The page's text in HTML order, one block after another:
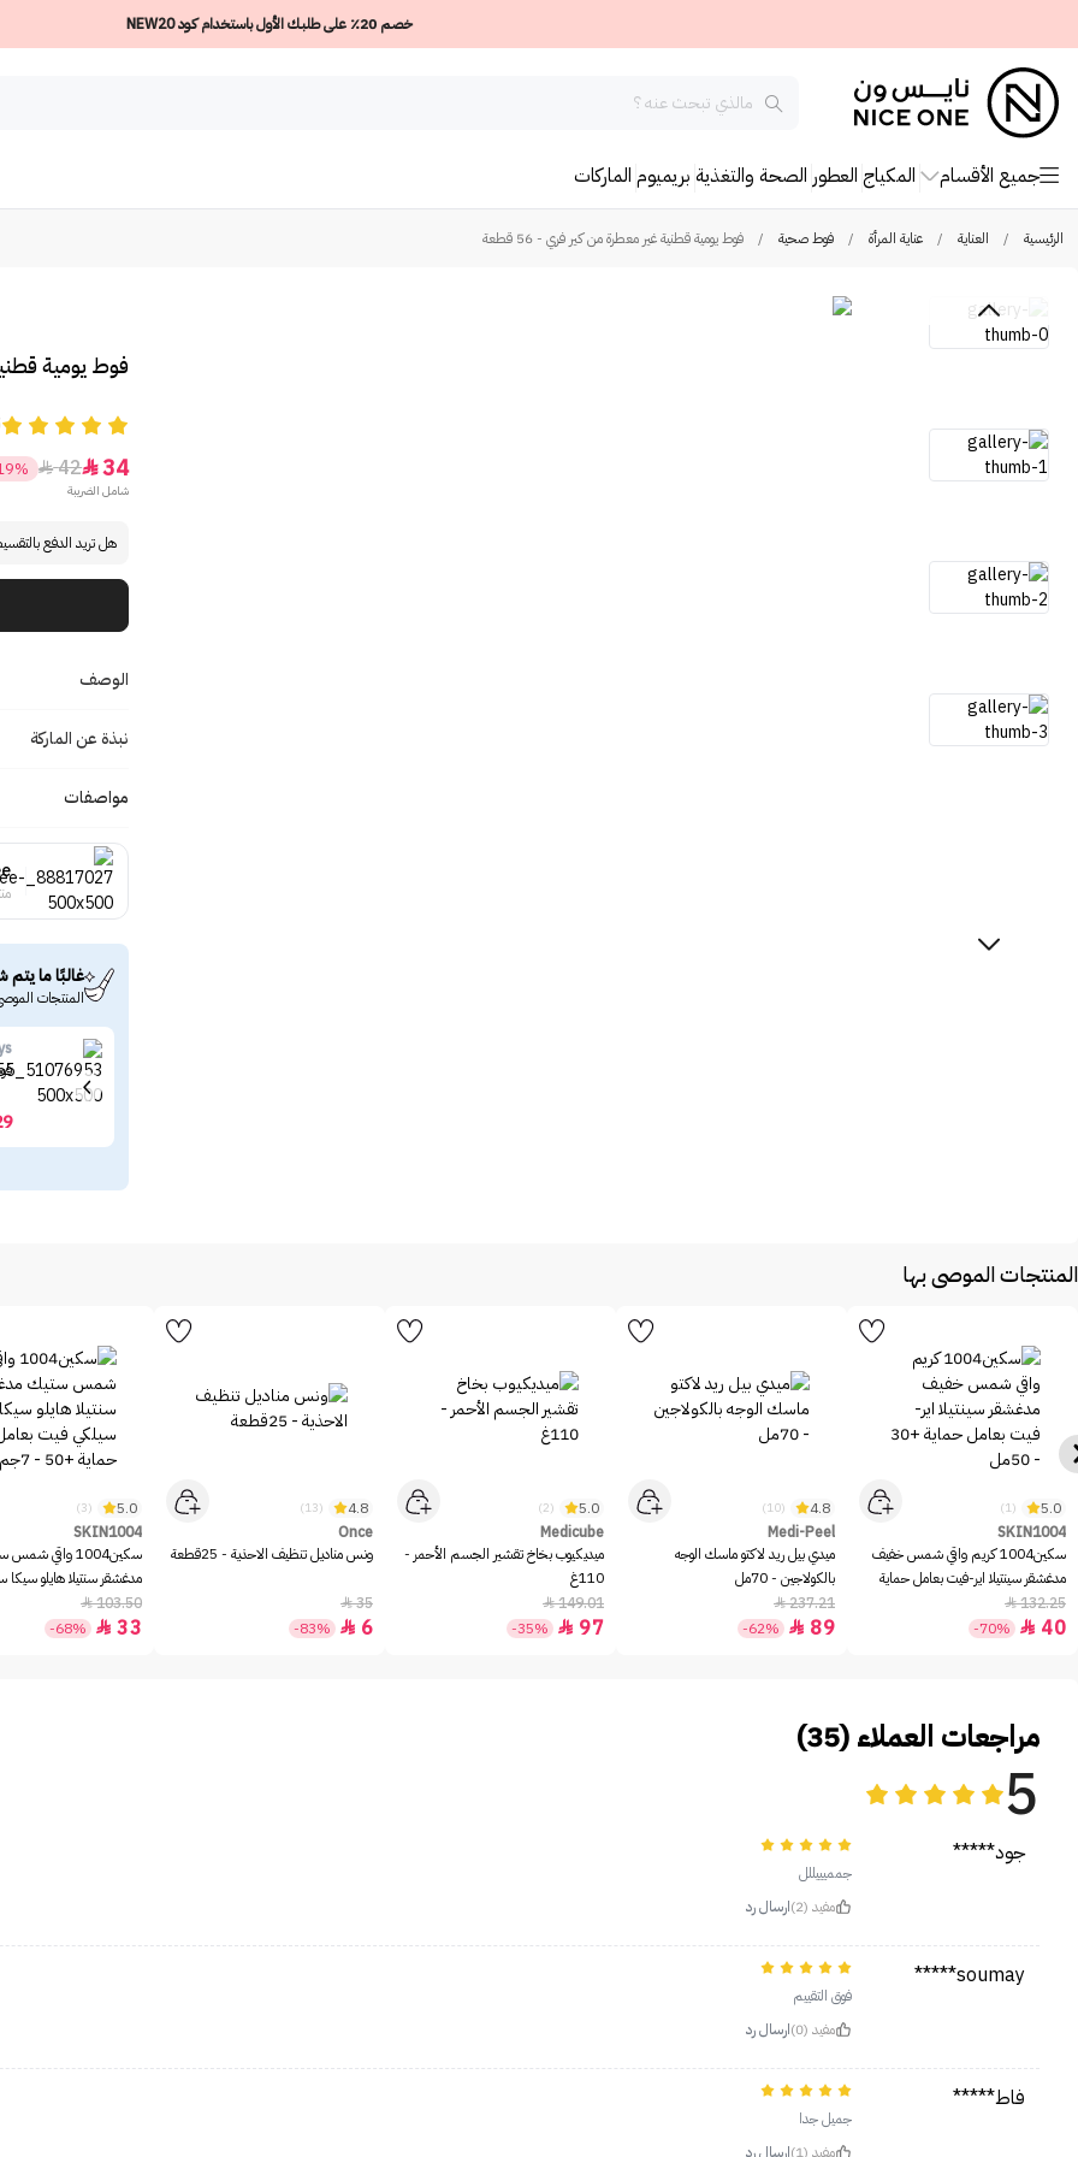
خصم 20٪ على طلبك الأول باستخدام كود NEW20
جميع الأقسام المكياج العطور الصحة والتغذية بريميوم الماركات
الرئيسية / العناية / عناية المرأة / فوط صحية / فوط يومية قطنية غير معطرة من كير فري - 56 قطعة
فوط يومية قطنية
34

42

شامل الضريبة
هل تريد الدفع
الوصف
نبذة عن الماركة
مواصفات
غالبًا ما يتم
المنتجات
المنتجات الموصى بها
5.0
(1)
SKIN1004
سكين1004 كريم واقي شمس خفيف
مدغشقر سينتيلا اير-فيت بعامل حماية
+30 - 50مل
132.25

40

-70%
4.8
(10)
Medi-Peel
ميدي بيل ريد لاكتو ماسك الوجه
بالكولاجين - 70مل
237.21

89

-62%
5.0
(2)
Medicube
ميديكيوب بخاخ تقشير الجسم الأحمر -
110غ
149.01

97

-35%
4.8
(13)
Once
ونس مناديل تنظيف الاحذية - 25قطعة
35

6

-83%
5.0
(3)
SKIN1004
سكين1004 واقي
مدغشقر سنتيلا هايلو
بعامل حماية +50 - 7جم
103.50

33

-68%
مراجعات العملاء (35)
5
جود*****
جمميييللل
مفيد (2)
ارسال رد
soumay*****
فوق التقييم
مفيد (0)
ارسال رد
فاط*****
جميل جدا
مفيد (1)
ارسال رد